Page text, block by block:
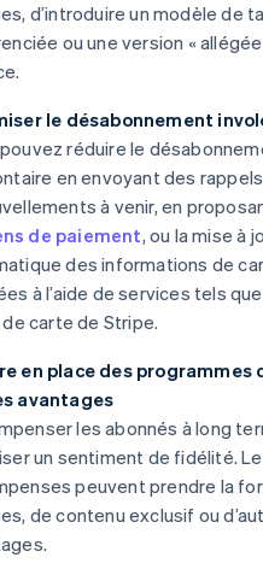
d’introduire un modèle de
ou une version «
le désabonnement
réduire le
en envoyant des
à venir, en
de paiement, ou la mise à
des informations de
à l’aide de services tels
de carte de Stripe.
en place des programmes
avantages
les abonnés à long
un sentiment de fidélité.
peuvent prendre la
de contenu exclusif ou